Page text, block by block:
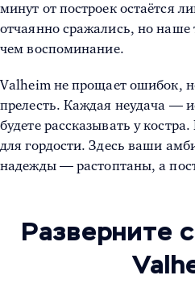
минут от построек остаётся
отчаянно сражались, но наше
чем воспоминание.
Valheim не прощает ошибок,
прелесть. Каждая неудача —
будете рассказывать у
для гордости. Здесь ваши
надежды — растоптаны, а
Разверните